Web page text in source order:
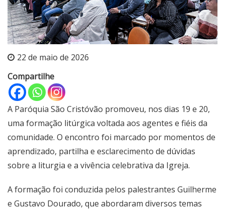
22 de maio de 2026
Compartilhe
A Paróquia São Cristóvão promoveu, nos dias 19 e 20,
uma formação litúrgica voltada aos agentes e fiéis da
comunidade. O encontro foi marcado por momentos de
aprendizado, partilha e esclarecimento de dúvidas
sobre a liturgia e a vivência celebrativa da Igreja.
A formação foi conduzida pelos palestrantes Guilherme
e Gustavo Dourado, que abordaram diversos temas